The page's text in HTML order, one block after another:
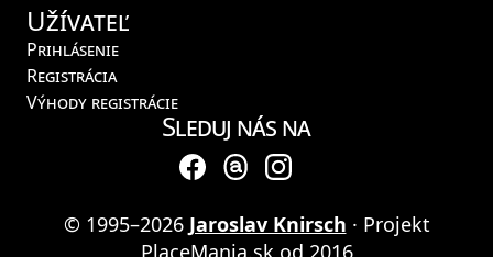
Užívateľ
Prihlásenie
Registrácia
Výhody registrácie
Sleduj nás na
© 1995–2026 Jaroslav Knirsch · Projekt
PlaceMania.sk od 2016